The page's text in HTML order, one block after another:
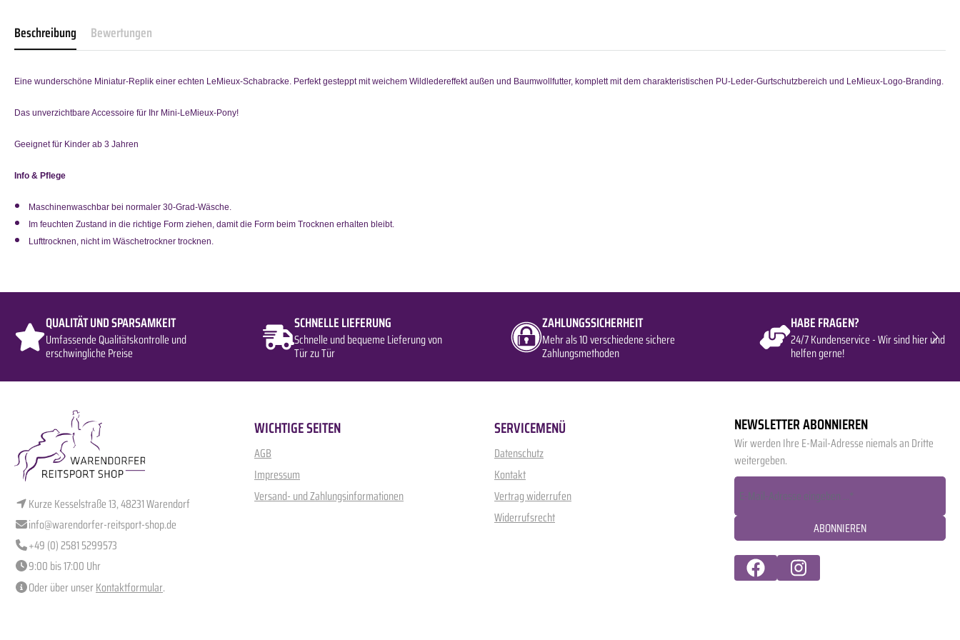
Beschreibung Bewertungen
Eine wunderschöne Miniatur-Replik einer echten LeMieux-Schabracke. Perfekt gesteppt mit weichem Wildledereffekt außen und Baumwollfutter, komplett mit dem charakteristischen PU-Leder-Gurtschutzbereich und LeMieux-Logo-Branding.
Das unverzichtbare Accessoire für Ihr Mini-LeMieux-Pony!
Geeignet für Kinder ab 3 Jahren
Info & Pflege
Maschinenwaschbar bei normaler 30-Grad-Wäsche.
Im feuchten Zustand in die richtige Form ziehen, damit die Form beim Trocknen erhalten bleibt.
Lufttrocknen, nicht im Wäschetrockner trocknen.
QUALITÄT UND SPARSAMKEIT
Umfassende Qualitätskontrolle und
erschwingliche Preise
SCHNELLE LIEFERUNG
Schnelle und bequeme Lieferung von
Tür zu Tür
ZAHLUNGSSICHERHEIT
Mehr als 10 verschiedene sichere
Zahlungsmethoden
HABE FRAGEN?
24/7 Kundenservice - Wir sind hier und
helfen gerne!
Kurze Kesselstraße 13, 48231 Warendorf
info@warendorfer-reitsport-shop.de
+49 (0) 2581 5299573
9:00 bis 17:00 Uhr
Oder über unserKontaktformular.
WICHTIGE SEITEN
AGB
Impressum
Versand- und Zahlungsinformationen
SERVICEMENÜ
Datenschutz
Kontakt
Vertrag widerrufen
Widerrufsrecht
NEWSLETTER ABONNIEREN
Wir werden Ihre E-Mail-Adresse niemals an Dritte
weitergeben.
ABONNIEREN